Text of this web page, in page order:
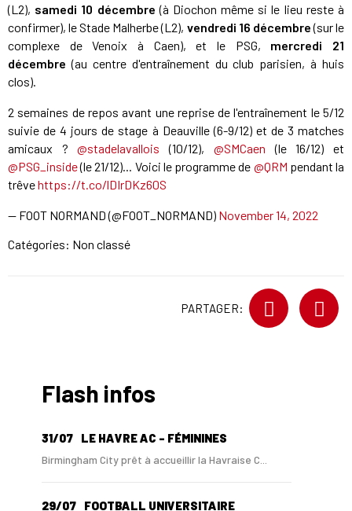
(L2), samedi 10 décembre (à Diochon même si le lieu reste à
confirmer), le Stade Malherbe (L2), vendredi 16 décembre(sur le
complexe de Venoix à Caen), et le PSG, mercredi 21
décembre (au centre d'entraînement du club parisien, à huis
clos).
2 semaines de repos avant une reprise de l'entraînement le 5/12
suivie de 4 jours de stage à Deauville (6-9/12) et de 3 matches
amicaux ?@stadelavallois (10/12), @SMCaen (le 16/12) et
@PSG_inside(le 21/12)... Voici le programme de @QRM pendant la
trêvehttps://t.co/lDIrDKz60S
— FOOT NORMAND (@FOOT_NORMAND) November 14, 2022
Catégories: Non classé
PARTAGER:
Flash infos
31/07 LE HAVRE AC - FÉMININES
Birmingham City prêt à accueillir la Havraise C...
29/07 FOOTBALL UNIVERSITAIRE